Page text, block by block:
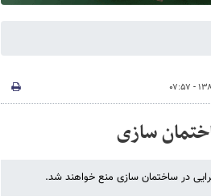
سازی
در ساختمان سازی منع خواهند شد.